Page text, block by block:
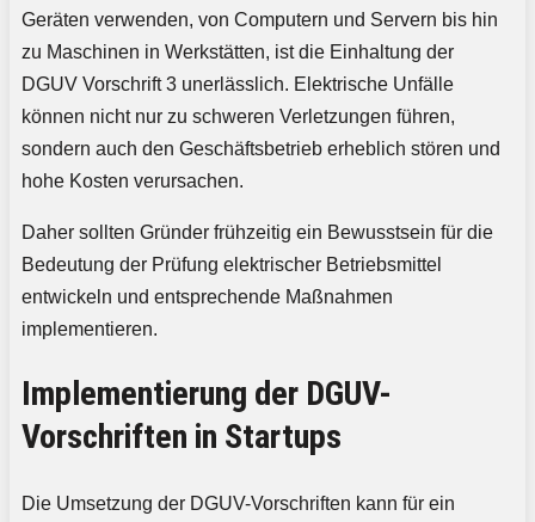
Geräten verwenden, von Computern und Servern bis hin
zu Maschinen in Werkstätten, ist die Einhaltung der
DGUV Vorschrift 3 unerlässlich. Elektrische Unfälle
können nicht nur zu schweren Verletzungen führen,
sondern auch den Geschäftsbetrieb erheblich stören und
hohe Kosten verursachen.
Daher sollten Gründer frühzeitig ein Bewusstsein für die
Bedeutung der Prüfung elektrischer Betriebsmittel
entwickeln und entsprechende Maßnahmen
implementieren.
Implementierung der DGUV-
Vorschriften in Startups
Die Umsetzung der DGUV-Vorschriften kann für ein